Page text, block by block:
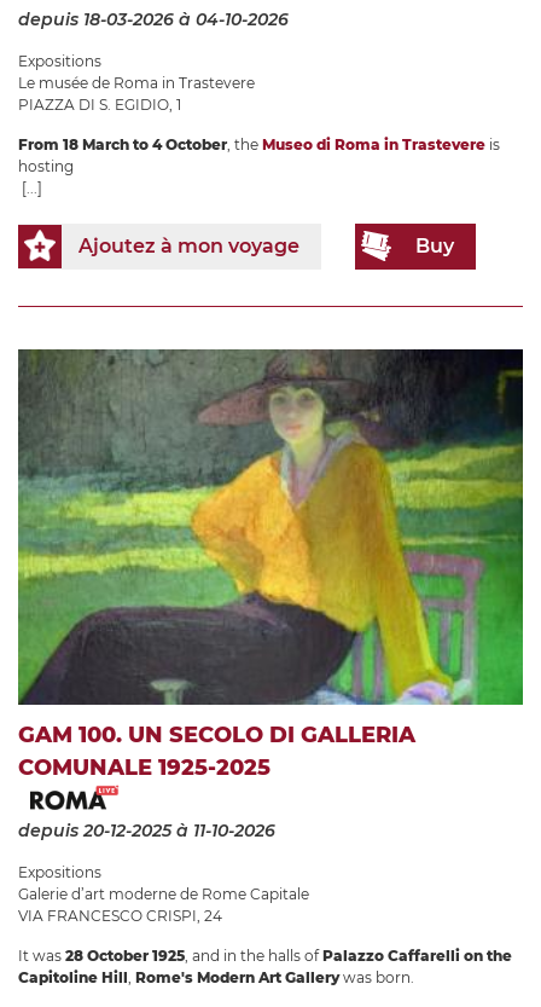
depuis 18-03-2026 à 04-10-2026
Expositions
Le musée de Roma in Trastevere
PIAZZA DI S. EGIDIO, 1
From 18 March to 4 October , the Museo di Roma in Trastevere is
hosting
[...]
Ajoutez à mon voyage Buy
GAM 100. UN SECOLO DI GALLERIA
COMUNALE 1925-2025
depuis 20-12-2025à 11-10-2026
Expositions
Galerie d’art moderne de Rome Capitale
VIA FRANCESCO CRISPI, 24
It was 28 October 1925 , and in the halls ofPalazzo Caffarelli on the
Capitoline Hill Rome's Modern Art Gallerywas born.